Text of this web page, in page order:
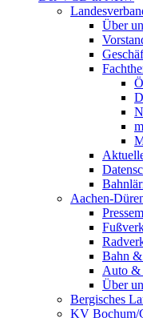
Über
Aachen-
Bahn
Auto &
Über
Bergisches
KV Bochum/